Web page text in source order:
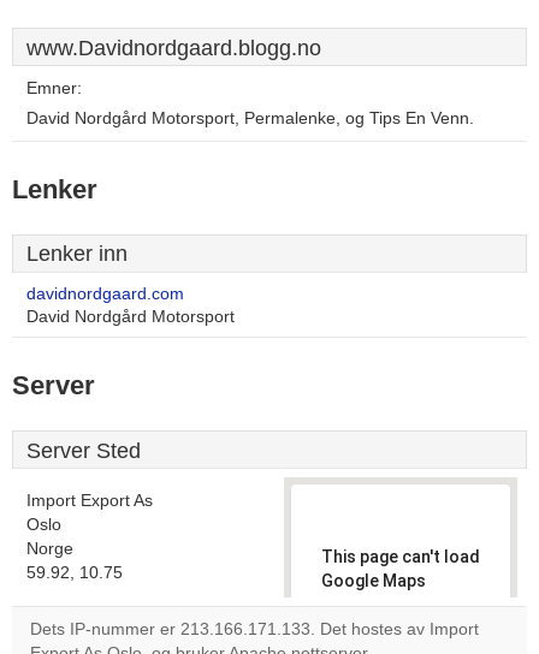
www.Davidnordgaard.blogg.no
Emner:
David Nordgård Motorsport, Permalenke, og Tips En Venn.
Lenker
Lenker inn
davidnordgaard.com
David Nordgård Motorsport
Server
Server Sted
Import Export As
Oslo
Norge
59.92, 10.75
This page can't load
Google Maps
correctly.
Dets IP-nummer er 213.166.171.133. Det hostes av Import